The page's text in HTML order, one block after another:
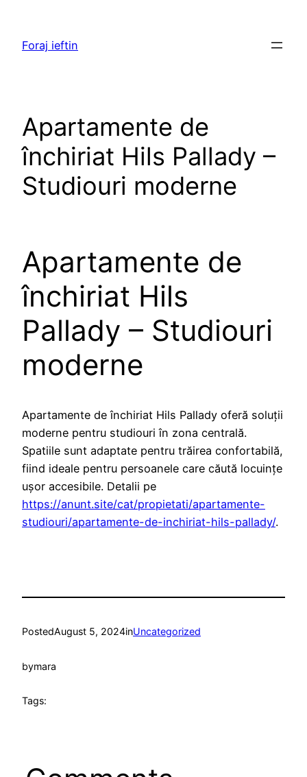
content
Foraj ieftin
Apartamente de
închiriat Hils Pallady –
Studiouri moderne
Apartamente de
închiriat Hils
Pallady – Studiouri
moderne
Apartamente de închiriat Hils Pallady oferă soluții
moderne pentru studiouri în zona centrală.
Spatiile sunt adaptate pentru trăirea confortabilă,
fiind ideale pentru persoanele care căută locuințe
ușor accesibile. Detalii pe
https://anunt.site/cat/propietati/apartamente-
studiouri/apartamente-de-inchiriat-hils-pallady/.
PostedAugust 5, 2024inUncategorized
bymara
Tags: